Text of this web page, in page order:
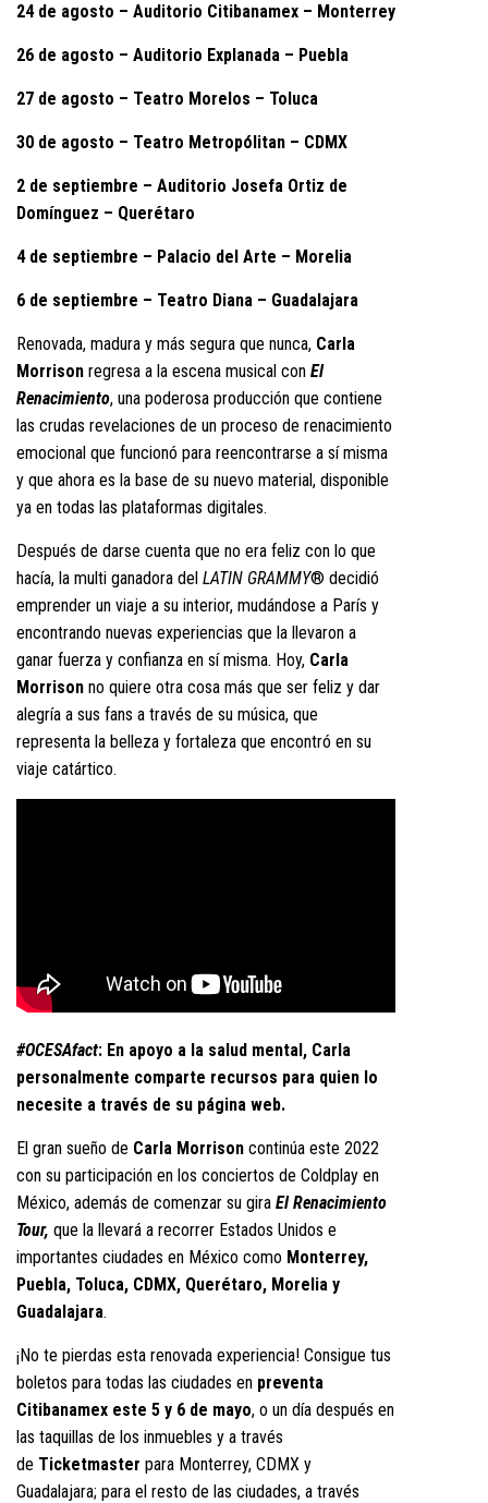
24 de agosto – Auditorio Citibanamex – Monterrey
26 de agosto – Auditorio Explanada – Puebla
27 de agosto – Teatro Morelos – Toluca
30 de agosto – Teatro Metropólitan – CDMX
2 de septiembre – Auditorio Josefa Ortiz de
Domínguez – Querétaro
4 de septiembre – Palacio del Arte – Morelia
6 de septiembre – Teatro Diana – Guadalajara
Renovada, madura y más segura que nunca, Carla
Morrison regresa a la escena musical con El
Renacimiento, una poderosa producción que contiene
las crudas revelaciones de un proceso de renacimiento
emocional que funcionó para reencontrarse a sí misma
y que ahora es la base de su nuevo material, disponible
ya en todas las plataformas digitales.
Después de darse cuenta que no era feliz con lo que
hacía, la multi ganadora del LATIN GRAMMY® decidió
emprender un viaje a su interior, mudándose a París y
encontrando nuevas experiencias que la llevaron a
ganar fuerza y confianza en sí misma. Hoy, Carla
Morrison no quiere otra cosa más que ser feliz y dar
alegría a sus fans a través de su música, que
representa la belleza y fortaleza que encontró en su
viaje catártico.
#OCESAfact: En apoyo a la salud mental, Carla
personalmente comparte recursos para quien lo
necesite a través de su página web.
El gran sueño de Carla Morrison continúa este 2022
con su participación en los conciertos de Coldplay en
México, además de comenzar su gira El Renacimiento
Tour, que la llevará a recorrer Estados Unidos e
importantes ciudades en México como Monterrey,
Puebla, Toluca, CDMX, Querétaro, Morelia y
Guadalajara.
¡No te pierdas esta renovada experiencia! Consigue tus
boletos para todas las ciudades en preventa
Citibanamex este 5 y 6 de mayo, o un día después en
las taquillas de los inmuebles y a través
de Ticketmaster para Monterrey, CDMX y
Guadalajara; para el resto de las ciudades, a través